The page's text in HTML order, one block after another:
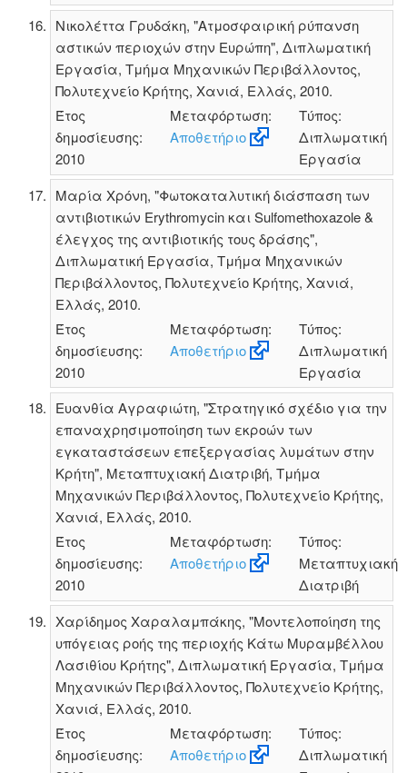
Νικολέττα Γρυδάκη, "Ατμοσφαιρική ρύπανση
αστικών περιοχών στην Ευρώπη", Διπλωματική
Εργασία, Τμήμα Μηχανικών Περιβάλλοντος,
Πολυτεχνείο Κρήτης, Χανιά, Ελλάς, 2010.
Έτος
δημοσίευσης:
2010
Μεταφόρτωση:
Αποθετήριο
Τύπος:
Διπλωματική
Εργασία
Μαρία Χρόνη, "Φωτοκαταλυτική διάσπαση των
αντιβιοτικών Erythromycin και Sulfomethoxazole &
έλεγχος της αντιβιοτικής τους δράσης",
Διπλωματική Εργασία, Τμήμα Μηχανικών
Περιβάλλοντος, Πολυτεχνείο Κρήτης, Χανιά,
Ελλάς, 2010.
Έτος
δημοσίευσης:
2010
Μεταφόρτωση:
Αποθετήριο
Τύπος:
Διπλωματική
Εργασία
Ευανθία Αγραφιώτη, "Στρατηγικό σχέδιο για την
επαναχρησιμοποίηση των εκροών των
εγκαταστάσεων επεξεργασίας λυμάτων στην
Κρήτη", Μεταπτυχιακή Διατριβή, Τμήμα
Μηχανικών Περιβάλλοντος, Πολυτεχνείο Κρήτης,
Χανιά, Ελλάς, 2010.
Έτος
δημοσίευσης:
2010
Μεταφόρτωση:
Αποθετήριο
Τύπος:
Μεταπτυχιακή
Διατριβή
Χαρίδημος Χαραλαμπάκης, "Μοντελοποίηση της
υπόγειας ροής της περιοχής Κάτω Μυραμβέλλου
Λασιθίου Κρήτης", Διπλωματική Εργασία, Τμήμα
Μηχανικών Περιβάλλοντος, Πολυτεχνείο Κρήτης,
Χανιά, Ελλάς, 2010.
Έτος
δημοσίευσης:
Μεταφόρτωση:
Αποθετήριο
Τύπος:
Διπλωματική